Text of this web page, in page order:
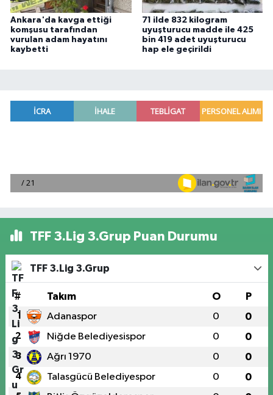
Ankara'da kavga ettiği
komşusu tarafından
vurulan adam hayatını
kaybetti
71 ilde 832 kilogram
uyuşturucu madde ile 425
bin 419 adet uyuşturucu
hap ele geçirildi
TFF 3.Lig 3.Grup Puan Durumu
TFF 3.Lig 3.Grup
# Takım O P
1 Adanaspor 0 0
2 Niğde Belediyesispor 0 0
3 Ağrı 1970 0 0
4 Talasgücü Belediyespor 0 0